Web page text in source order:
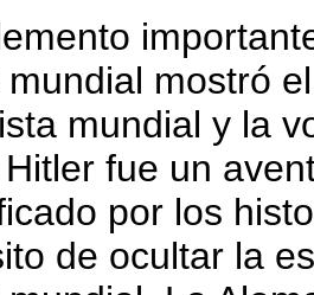
mostró
mundial y la
fue un
por los
de ocultar la